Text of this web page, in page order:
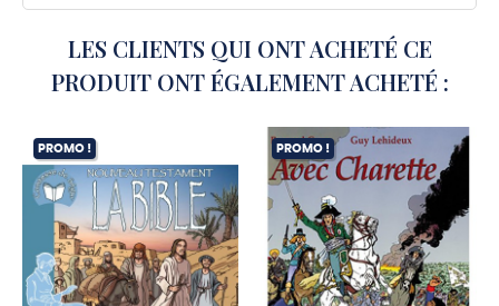
LES CLIENTS QUI ONT ACHETÉ CE
PRODUIT ONT ÉGALEMENT ACHETÉ :
PROMO ! PROMO !